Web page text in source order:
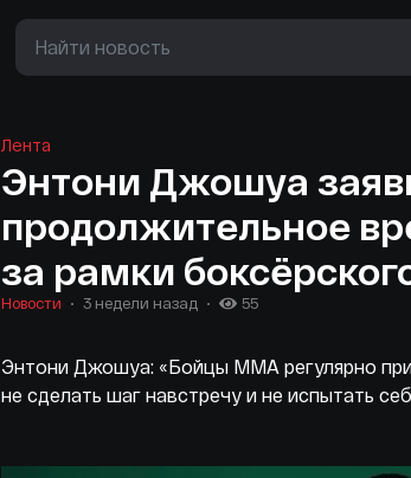
Лента
Энтони Джошуа
продолжительное
за рамки
Новости 3 недели назад 55
Энтони Джошуа: «Бойцы ММА регулярно
не сделать шаг навстречу и не испытать